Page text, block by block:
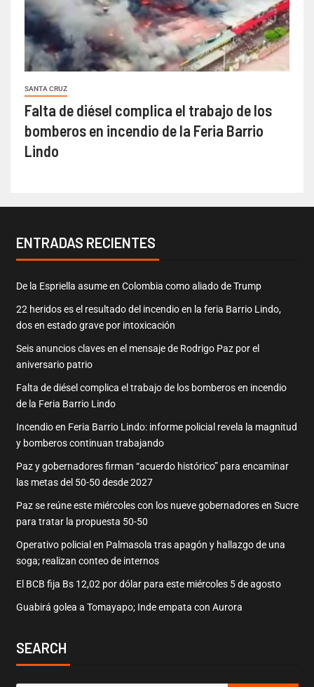
SANTA CRUZ
Falta de diésel complica el trabajo de los
bomberos en incendio de la Feria Barrio
Lindo
ENTRADAS RECIENTES
De la Espriella asume en Colombia como aliado de Trump
22 heridos es el resultado del incendio en la feria Barrio Lindo,
dos en estado grave por intoxicación
Seis anuncios claves en el mensaje de Rodrigo Paz por el
aniversario patrio
Falta de diésel complica el trabajo de los bomberos en incendio
de la Feria Barrio Lindo
Incendio en Feria Barrio Lindo: informe policial revela la magnitud
y bomberos continuan trabajando
Paz y gobernadores firman “acuerdo histórico” para encaminar
las metas del 50-50 desde 2027
Paz se reúne este miércoles con los nueve gobernadores en Sucre
para tratar la propuesta 50-50
Operativo policial en Palmasola tras apagón y hallazgo de una
soga; realizan conteo de internos
El BCB fija Bs 12,02 por dólar para este miércoles 5 de agosto
Guabirá golea a Tomayapo; Inde empata con Aurora
SEARCH